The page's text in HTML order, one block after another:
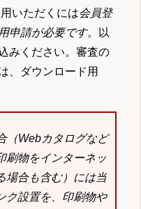
いただくには会員登
申請が必要です。以
みください。審査の
、ダウンロード用
（Webカタログなど
刷物をインターネッ
場合も含む）には当
ク設置を、印刷物や